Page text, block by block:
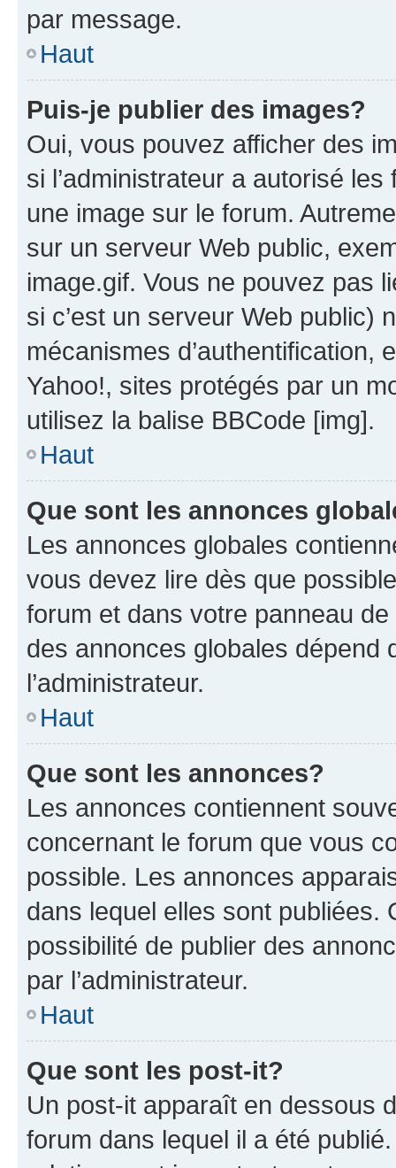
par message.
Haut
Puis-je publier des images?
Oui, vous pouvez afficher des
si l’administrateur a autorisé
une image sur le forum.
sur un serveur Web public,
image.gif. Vous ne pouvez pas
si c’est un serveur Web public)
mécanismes d’authentification,
Yahoo!, sites protégés par un
utilisez la balise BBCode [img].
Haut
Que sont les annonces
Les annonces globales
vous devez lire dès que
forum et dans votre panneau
des annonces globales dépend
l’administrateur.
Haut
Que sont les annonces?
Les annonces contiennent
concernant le forum que vous
possible. Les annonces
dans lequel elles sont publiées.
possibilité de publier des
par l’administrateur.
Haut
Que sont les post-it?
Un post-it apparaît en dessous
forum dans lequel il a été